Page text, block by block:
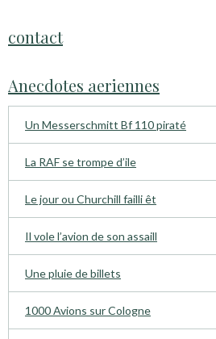
contact
Anecdotes aeriennes
Un Messerschmitt Bf 110 piraté
La RAF se trompe d’ile
Le jour ou Churchill failli êt
Il vole l’avion de son assaill
Une pluie de billets
1000 Avions sur Cologne